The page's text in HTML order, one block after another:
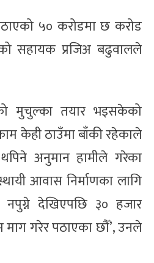
५० करोडमा छ करोड
सहायक प्रजिअ बढुवालले
मुचुल्का तयार भइसकेको
केही ठाउँमा बाँकी रहेकाले
अनुमान हामीले गरेका
आवास निर्माणका लागि
देखिएपछि ३० हजार
माग गरेर पठाएका छौँ’, उनले